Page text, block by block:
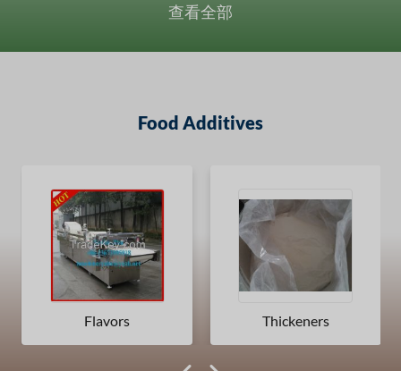
查看全部
Food Additives
Flavors Thickeners